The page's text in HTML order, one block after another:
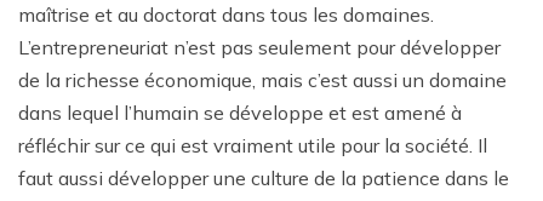
maîtrise et au doctorat dans tous les domaines.
L’entrepreneuriat n’est pas seulement pour développer
de la richesse économique, mais c’est aussi un domaine
dans lequel l’humain se développe et est amené à
réfléchir sur ce qui est vraiment utile pour la société. Il
faut aussi développer une culture de la patience dans le